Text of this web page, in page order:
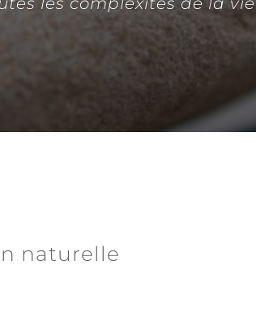
naturelle